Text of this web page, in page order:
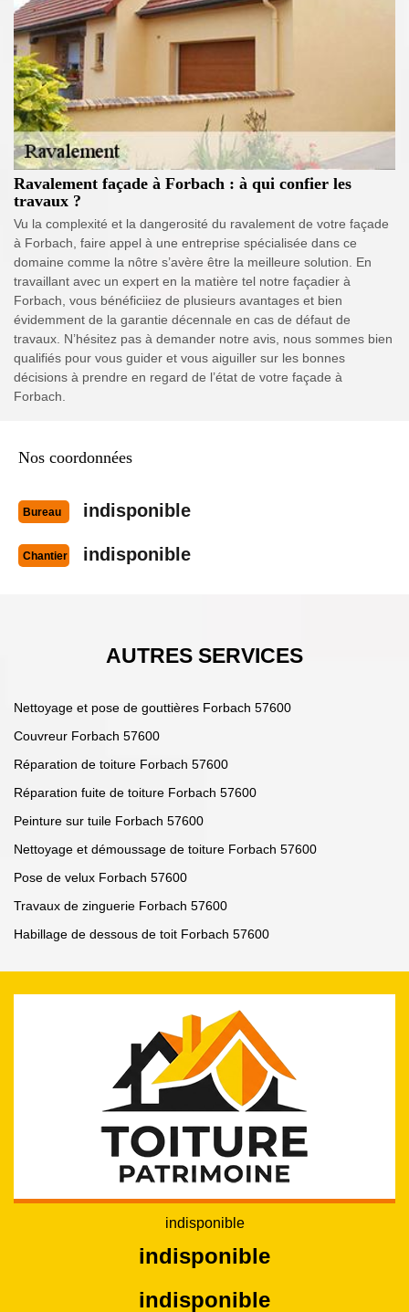
Ravalement façade à Forbach : à qui confier les
travaux ?
Vu la complexité et la dangerosité du ravalement de votre façade
à Forbach, faire appel à une entreprise spécialisée dans ce
domaine comme la nôtre s’avère être la meilleure solution. En
travaillant avec un expert en la matière tel notre façadier à
Forbach, vous bénéficiiez de plusieurs avantages et bien
évidemment de la garantie décennale en cas de défaut de
travaux. N’hésitez pas à demander notre avis, nous sommes bien
qualifiés pour vous guider et vous aiguiller sur les bonnes
décisions à prendre en regard de l’état de votre façade à
Forbach.
Nos coordonnées
Bureau indisponible
Chantier indisponible
AUTRES SERVICES
Nettoyage et pose de gouttières Forbach 57600
Couvreur Forbach 57600
Réparation de toiture Forbach 57600
Réparation fuite de toiture Forbach 57600
Peinture sur tuile Forbach 57600
Nettoyage et démoussage de toiture Forbach 57600
Pose de velux Forbach 57600
Travaux de zinguerie Forbach 57600
Habillage de dessous de toit Forbach 57600
indisponible
indisponible
indisponible